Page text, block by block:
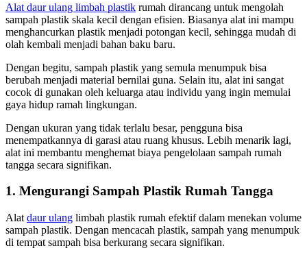
Alat daur ulang limbah plastik rumah dirancang untuk mengolah
sampah plastik skala kecil dengan efisien. Biasanya alat ini mampu
menghancurkan plastik menjadi potongan kecil, sehingga mudah di
olah kembali menjadi bahan baku baru.
Dengan begitu, sampah plastik yang semula menumpuk bisa
berubah menjadi material bernilai guna. Selain itu, alat ini sangat
cocok di gunakan oleh keluarga atau individu yang ingin memulai
gaya hidup ramah lingkungan.
Dengan ukuran yang tidak terlalu besar, pengguna bisa
menempatkannya di garasi atau ruang khusus. Lebih menarik lagi,
alat ini membantu menghemat biaya pengelolaan sampah rumah
tangga secara signifikan.
1. Mengurangi Sampah Plastik Rumah Tangga
Alat daur ulang limbah plastik rumah efektif dalam menekan volume
sampah plastik. Dengan mencacah plastik, sampah yang menumpuk
di tempat sampah bisa berkurang secara signifikan.